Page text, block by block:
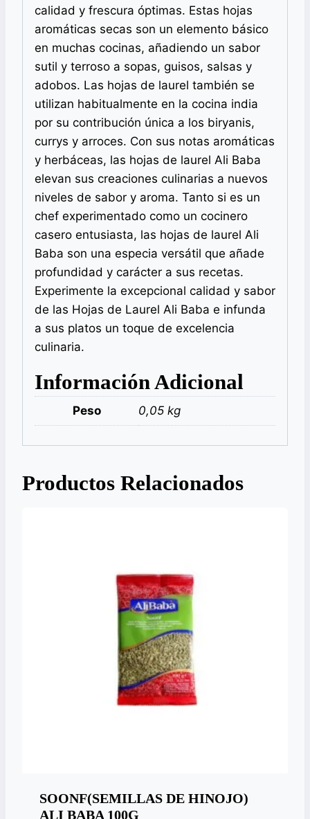
calidad y frescura óptimas. Estas hojas
aromáticas secas son un elemento básico
en muchas cocinas, añadiendo un sabor
sutil y terroso a sopas, guisos, salsas y
adobos. Las hojas de laurel también se
utilizan habitualmente en la cocina india
por su contribución única a los biryanis,
currys y arroces. Con sus notas aromáticas
y herbáceas, las hojas de laurel Ali Baba
elevan sus creaciones culinarias a nuevos
niveles de sabor y aroma. Tanto si es un
chef experimentado como un cocinero
casero entusiasta, las hojas de laurel Ali
Baba son una especia versátil que añade
profundidad y carácter a sus recetas.
Experimente la excepcional calidad y sabor
de las Hojas de Laurel Ali Baba e infunda
a sus platos un toque de excelencia
culinaria.
Información Adicional
Peso 0,05 kg
Productos Relacionados
SOONF(SEMILLAS DE HINOJO)
ALI BABA 100G